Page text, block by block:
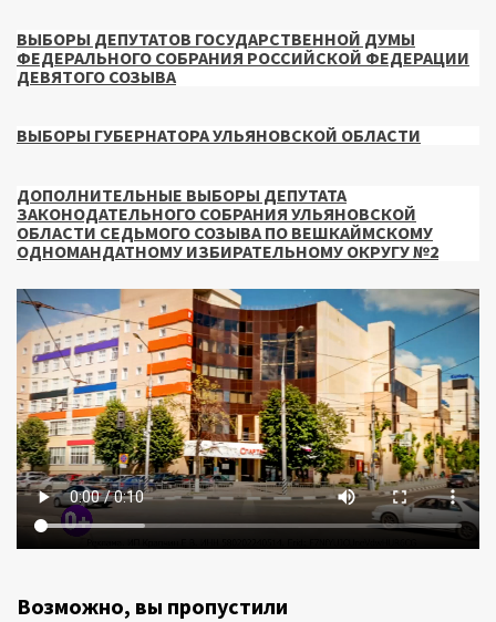
ВЫБОРЫ ДЕПУТАТОВ ГОСУДАРСТВЕННОЙ ДУМЫ
ФЕДЕРАЛЬНОГО СОБРАНИЯ РОССИЙСКОЙ ФЕДЕРАЦИИ
ДЕВЯТОГО СОЗЫВА
ВЫБОРЫ ГУБЕРНАТОРА УЛЬЯНОВСКОЙ ОБЛАСТИ
ДОПОЛНИТЕЛЬНЫЕ ВЫБОРЫ ДЕПУТАТА
ЗАКОНОДАТЕЛЬНОГО СОБРАНИЯ УЛЬЯНОВСКОЙ
ОБЛАСТИ СЕДЬМОГО СОЗЫВА ПО ВЕШКАЙМСКОМУ
ОДНОМАНДАТНОМУ ИЗБИРАТЕЛЬНОМУ ОКРУГУ №2
Возможно, вы пропустили